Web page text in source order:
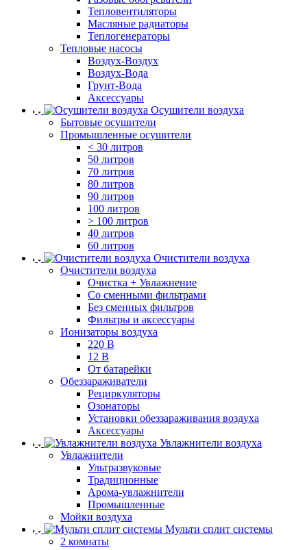
Тепловентиляторы
Масляные радиаторы
Теплогенераторы
Тепловые насосы
Воздух-Воздух
Воздух-Вода
Грунт-Вода
Аксессуары
Осушители воздуха
Бытовые осушители
Промышленные осушители
< 30 литров
50 литров
70 литров
80 литров
90 литров
100 литров
> 100 литров
40 литров
60 литров
Очистители воздуха
Очистители воздуха
Очистка + Увлажнение
Cо сменными фильтрами
Без сменных фильтров
Фильтры и аксессуары
Ионизаторы воздуха
220 В
12 В
От батарейки
Обеззараживатели
Рециркуляторы
Озонаторы
Установки обеззараживания воздуха
Аксессуары
Увлажнители воздуха
Увлажнители
Ультразвуковые
Традиционные
Арома-увлажнители
Промышленные
Мойки воздуха
Мульти сплит системы
2 комнаты